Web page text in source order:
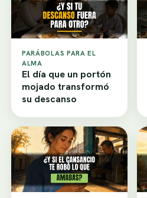
PARÁBOLAS PARA EL
ALMA
El día que un portón
mojado transformó
su descanso